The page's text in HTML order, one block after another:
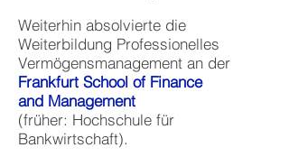
Weiterhin absolvierte die
Weiterbildung Professionelles
Vermögensmanagement an der
Frankfurt School of Finance
and Management
(früher: Hochschule für
Bankwirtschaft).